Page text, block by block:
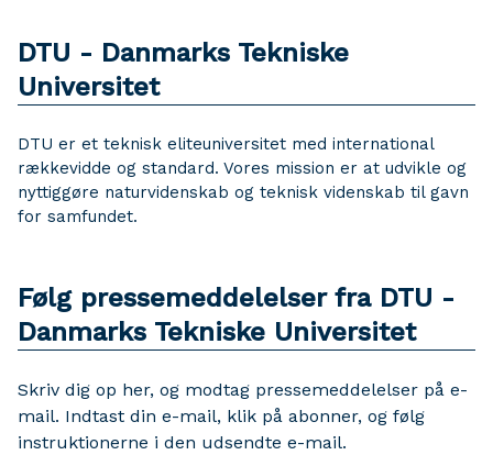
DTU - Danmarks Tekniske
Universitet
DTU er et teknisk eliteuniversitet med international
rækkevidde og standard. Vores mission er at udvikle og
nyttiggøre naturvidenskab og teknisk videnskab til gavn
for samfundet.
Følg pressemeddelelser fra DTU -
Danmarks Tekniske Universitet
Skriv dig op her, og modtag pressemeddelelser på e-
mail. Indtast din e-mail, klik på abonner, og følg
instruktionerne i den udsendte e-mail.